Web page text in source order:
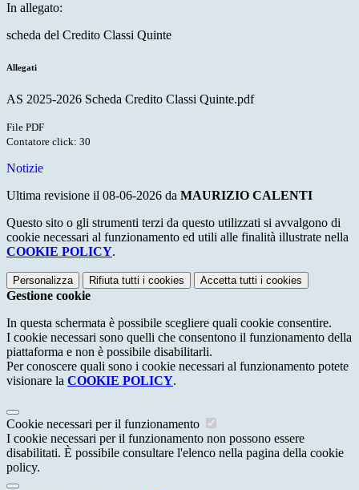
In allegato:
scheda del Credito Classi Quinte
Allegati
AS 2025-2026 Scheda Credito Classi Quinte.pdf
File PDF
Contatore click: 30
Notizie
Ultima revisione il 08-06-2026 da MAURIZIO CALENTI
Questo sito o gli strumenti terzi da questo utilizzati si avvalgono di
cookie necessari al funzionamento ed utili alle finalità illustrate nella
COOKIE POLICY.
Personalizza Rifiuta tutti i cookies Accetta tutti i cookies
Gestione cookie
In questa schermata è possibile scegliere quali cookie consentire.
I cookie necessari sono quelli che consentono il funzionamento della
piattaforma e non è possibile disabilitarli.
Per conoscere quali sono i cookie necessari al funzionamento potete
visionare la COOKIE POLICY.
Cookie necessari per il funzionamento
I cookie necessari per il funzionamento non possono essere
disabilitati. È possibile consultare l'elenco nella pagina della cookie
policy.